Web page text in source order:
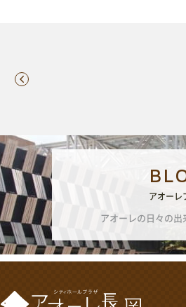
アオーレ
アオーレの日々の出